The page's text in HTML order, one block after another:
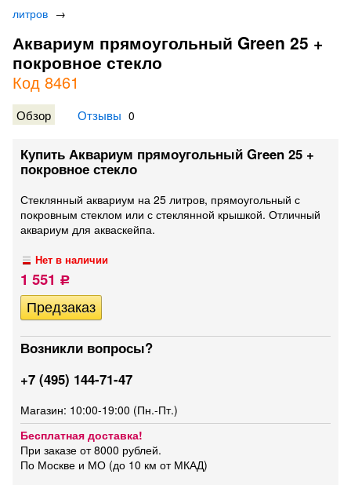
литров →
Аквариум прямоугольный Green 25 +
покровное стекло
Код 8461
Обзор Отзывы 0
Купить Аквариум прямоугольный Green 25 +
покровное стекло
Стеклянный аквариум на 25 литров, прямоугольный с
покровным стеклом или с стеклянной крышкой. Отличный
аквариум для акваскейпа.
Нет в наличии
1 551 Р
Возникли вопросы?
+7 (495) 144-71-47
Магазин: 10:00-19:00 (Пн.-Пт.)
Бесплатная доставка!
При заказе от 8000 рублей.
По Москве и МО (до 10 км от МКАД)